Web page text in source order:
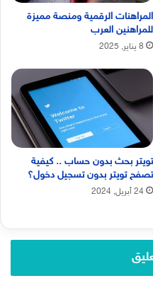
المراهنات الرقمية ومنصة مميزة
للمراهنين العرب
8 يناير, 2025
تويتر بحث بدون حساب .. كيفية
تصفح تويتر بدون تسجيل دخول؟
24 أبريل, 2024